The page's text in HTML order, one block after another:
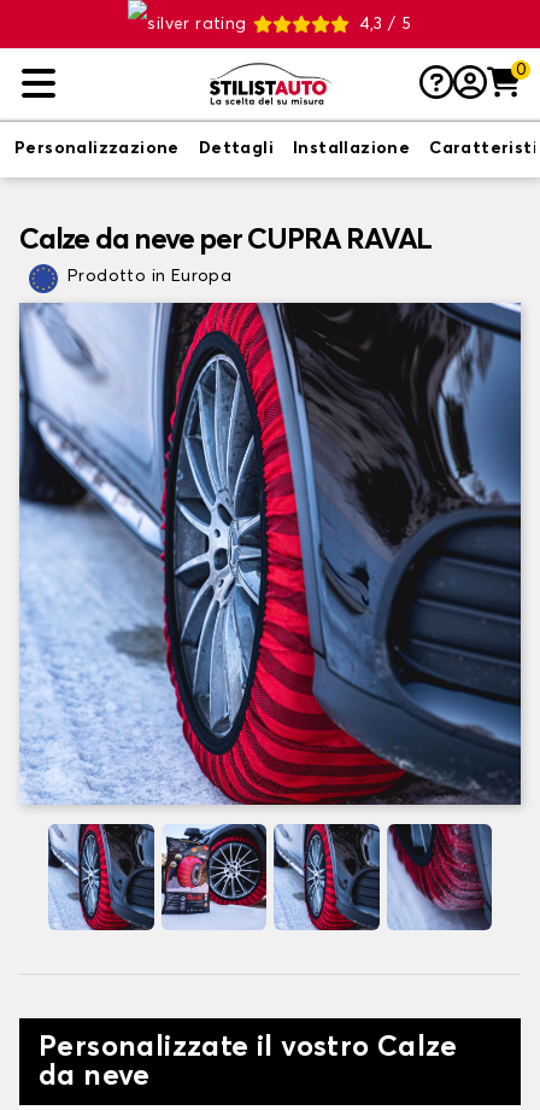
4,3 / 5
0
Personalizzazione Dettagli Installazione
Calze da neve per CUPRA RAVAL
Prodotto in Europa
Personalizzate il vostro Calze
da neve